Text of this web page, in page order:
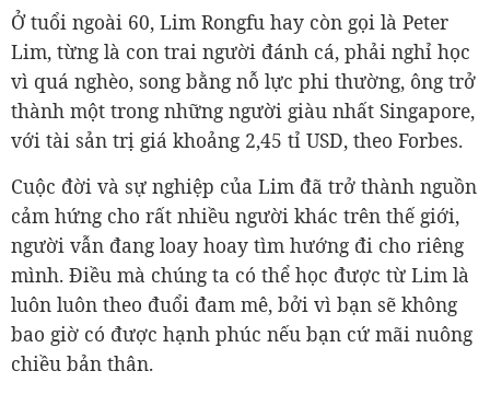
Ở tuổi ngoài 60, Lim Rongfu hay còn gọi là Peter
Lim, từng là con trai người đánh cá, phải nghỉ học
vì quá nghèo, song bằng nỗ lực phi thường, ông trở
thành một trong những người giàu nhất Singapore,
với tài sản trị giá khoảng 2,45 tỉ USD, theo Forbes.
Cuộc đời và sự nghiệp của Lim đã trở thành nguồn
cảm hứng cho rất nhiều người khác trên thế giới,
người vẫn đang loay hoay tìm hướng đi cho riêng
mình. Điều mà chúng ta có thể học được từ Lim là
luôn luôn theo đuổi đam mê, bởi vì bạn sẽ không
bao giờ có được hạnh phúc nếu bạn cứ mãi nuông
chiều bản thân.